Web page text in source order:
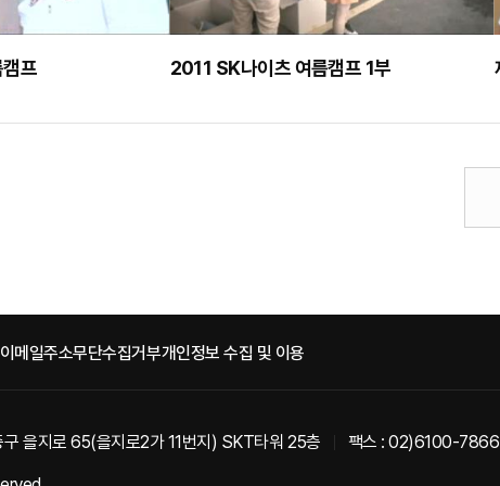
프 2011 SK나이츠 여름캠프 1부
이메일주소무단수집거부개인정보 수집 및 이용
구 을지로 65(을지로2가 11번지) SKT타워 25층 팩스 : 02)6100-7866